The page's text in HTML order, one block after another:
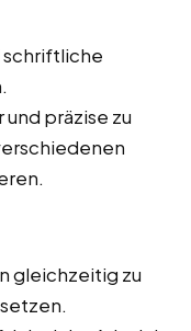
schriftliche
präzise zu
gleichzeitig zu